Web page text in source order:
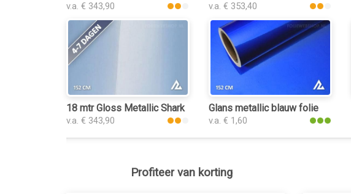
v.a. € 343,90 v.a. € 353,40
18 mtr Gloss Metallic Shark Blue 3150 folie
v.a. € 343,90
Glans metallic blauw folie
v.a. € 1,60
Profiteer van korting